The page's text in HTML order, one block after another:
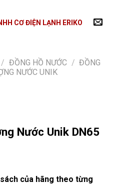
CƠ ĐIỆN LẠNH ERIKO
/ ĐỒNG HỒ NƯỚC / ĐỒNG
NƯỚC UNIK
Nước Unik DN65
của hãng theo từng